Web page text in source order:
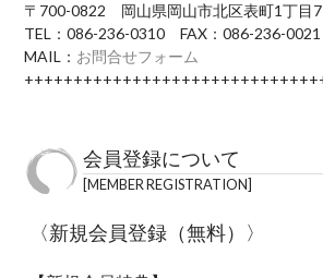
〒700-0822 岡山県岡山市北区表町1丁目
TEL：086-236-0310 FAX：086-236-0021
MAIL： お問合せフォーム
会員登録について
MEMBER REGISTRATION
〈新規会員登録（無料）〉